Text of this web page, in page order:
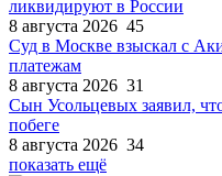
ликвидируют в России
8 августа 2026 45
Суд в Москве взыскал с
платежам
8 августа 2026 31
Сын Усольцевых заявил,
побеге
8 августа 2026 34
показать ещё